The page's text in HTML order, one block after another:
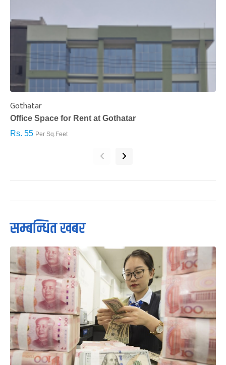
Gothatar
Office Space for Rent at Gothatar
Rs. 55 Per Sq.Feet
‹ ›
सम्बन्धित खबर